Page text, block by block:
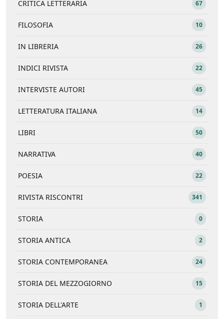
CRITICA LETTERARIA 67
FILOSOFIA 10
IN LIBRERIA 26
INDICI RIVISTA 22
INTERVISTE AUTORI 45
LETTERATURA ITALIANA 14
LIBRI 50
NARRATIVA 40
POESIA 22
RIVISTA RISCONTRI 341
STORIA 0
STORIA ANTICA 2
STORIA CONTEMPORANEA 24
STORIA DEL MEZZOGIORNO 15
STORIA DELL'ARTE 1